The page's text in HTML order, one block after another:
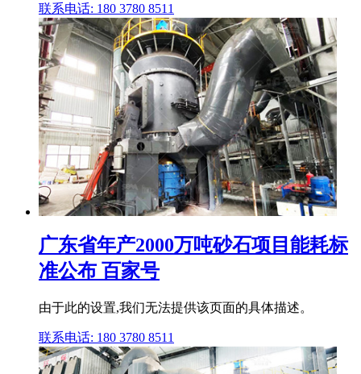
联系电话: 180 3780 8511
广东省年产2000万吨砂石项目能耗标
准公布 百家号
由于此的设置,我们无法提供该页面的具体描述。
联系电话: 180 3780 8511